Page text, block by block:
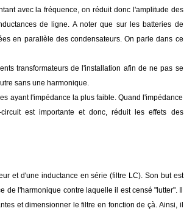
avec la fréquence, on réduit donc l'amplitude des
de ligne. A noter que sur les batteries de
en parallèle des condensateurs. On parle dans ce
transformateurs de l'installation afin de ne pas se
sans une harmonique.
ayant l'impédance la plus faible. Quand l'impédance
est importante et donc, réduit les effets des
et d'une inductance en série (filtre LC). Son but est
de l'harmonique contre laquelle il est censé "lutter". Il
et dimensionner le filtre en fonction de çà. Ainsi, il